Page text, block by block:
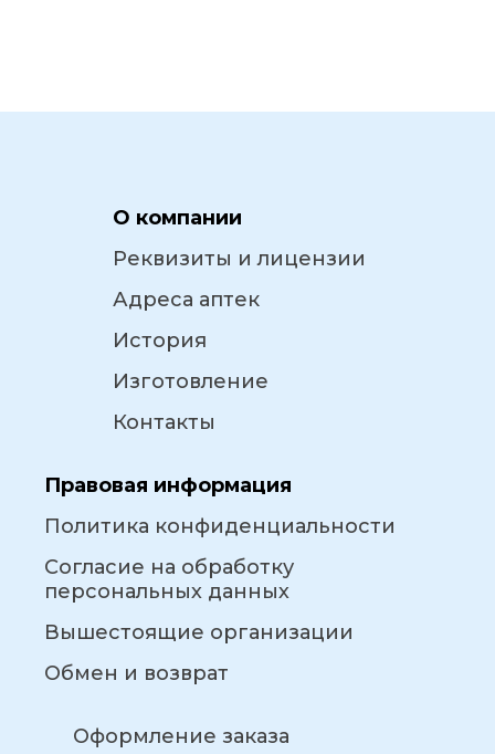
О компании
Реквизиты и лицензии
Адреса аптек
История
Изготовление
Контакты
Правовая информация
Политика конфиденциальности
Согласие на обработку
персональных данных
Вышестоящие организации
Обмен и возврат
Оформление заказа